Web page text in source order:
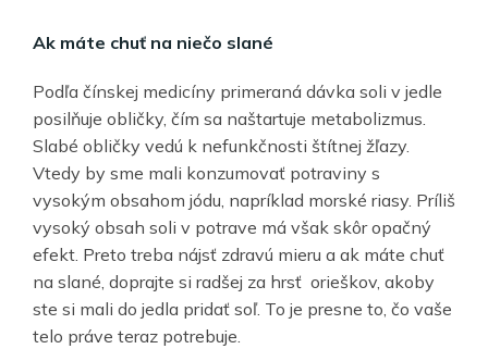
Ak máte chuť na niečo slané
Podľa čínskej medicíny primeraná dávka soli v jedle
posilňuje obličky, čím sa naštartuje metabolizmus.
Slabé obličky vedú k nefunkčnosti štítnej žľazy.
Vtedy by sme mali konzumovať potraviny s
vysokým obsahom jódu, napríklad morské riasy. Príliš
vysoký obsah soli v potrave má však skôr opačný
efekt. Preto treba nájsť zdravú mieru a ak máte chuť
na slané, doprajte si radšej za hrsť orieškov, akoby
ste si mali do jedla pridať soľ. To je presne to, čo vaše
telo práve teraz potrebuje.